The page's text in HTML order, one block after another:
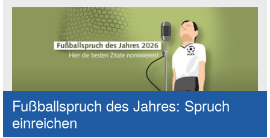
Fußballspruch des Jahres: Spruch
einreichen